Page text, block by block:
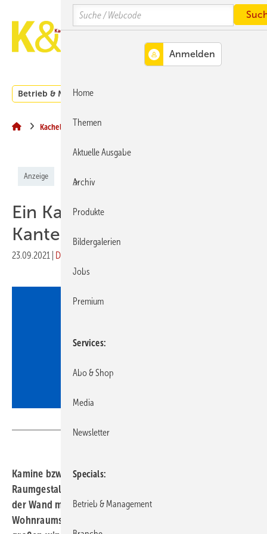
Hauptinhalt
Hauptmenü
SiteSearch
Betrieb & Management
Kachelofen und Kamine
Anzeige
Ein Kamin mit Ecken und
Kanten
23.09.2021 Druckvorschau
Kamine bzw. Speicheröfen sind zentrale Elemente der
Raumgestaltung. Ob als Raumteiler oder Eyecatcher an
der Wand markieren Sie den Mittelpunkt des
Wohnraums. Besonders beliebt sind Designs mit einer
Search
Home
Themen
Aktuelle Ausgabe
Archiv
Produkte
Bildergalerien
Jobs
Premium
Services
Abo & Shop
Media
Newsletter
Specials
Betrieb & Management